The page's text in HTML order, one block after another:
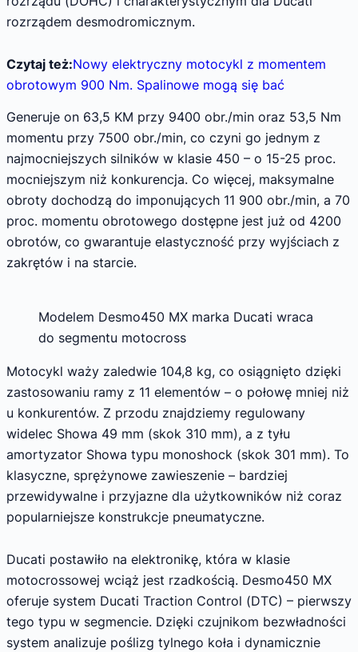
rozrządem desmodromicznym.
Czytaj też:Nowy elektryczny motocykl z momentem
obrotowym 900 Nm. Spalinowe mogą się bać
Generuje on 63,5 KM przy 9400 obr./min oraz 53,5 Nm
momentu przy 7500 obr./min, co czyni go jednym z
najmocniejszych silników w klasie 450 – o 15-25 proc.
mocniejszym niż konkurencja. Co więcej, maksymalne
obroty dochodzą do imponujących 11 900 obr./min, a 70
proc. momentu obrotowego dostępne jest już od 4200
obrotów, co gwarantuje elastyczność przy wyjściach z
zakrętów i na starcie.
Modelem Desmo450 MX marka Ducati wraca
do segmentu motocross
Motocykl waży zaledwie 104,8 kg, co osiągnięto dzięki
zastosowaniu ramy z 11 elementów – o połowę mniej niż
u konkurentów. Z przodu znajdziemy regulowany
widelec Showa 49 mm (skok 310 mm), a z tyłu
amortyzator Showa typu monoshock (skok 301 mm). To
klasyczne, sprężynowe zawieszenie – bardziej
przewidywalne i przyjazne dla użytkowników niż coraz
popularniejsze konstrukcje pneumatyczne.
Ducati postawiło na elektronikę, która w klasie
motocrossowej wciąż jest rzadkością. Desmo450 MX
oferuje system Ducati Traction Control (DTC) – pierwszy
tego typu w segmencie. Dzięki czujnikom bezwładności
system analizuje poślizg tylnego koła i dynamicznie